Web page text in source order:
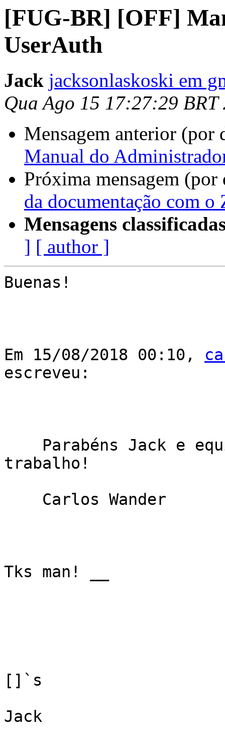
[FUG-BR] [OFF]
UserAuth
Jack jacksonlaskoski em
Qua Ago 15 17:27:29 BRT
Mensagem anterior (por
Manual do
Próxima mensagem
da documentação com o
Mensagens
] [ author ]
Buenas!
﻿Em 15/08/2018 00:10,
escreveu:
trabalho!
Tks man! __
[]`s
Jack